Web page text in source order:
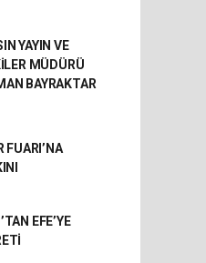
YAYIN VE
MÜDÜRÜ
BAYRAKTAR
FUARI’NA
EFE’YE